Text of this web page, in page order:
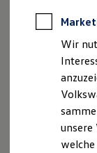
HRA4382,
HRB 8349
Hinweis
zur
vor einer
noch dazu
Wir
unsere